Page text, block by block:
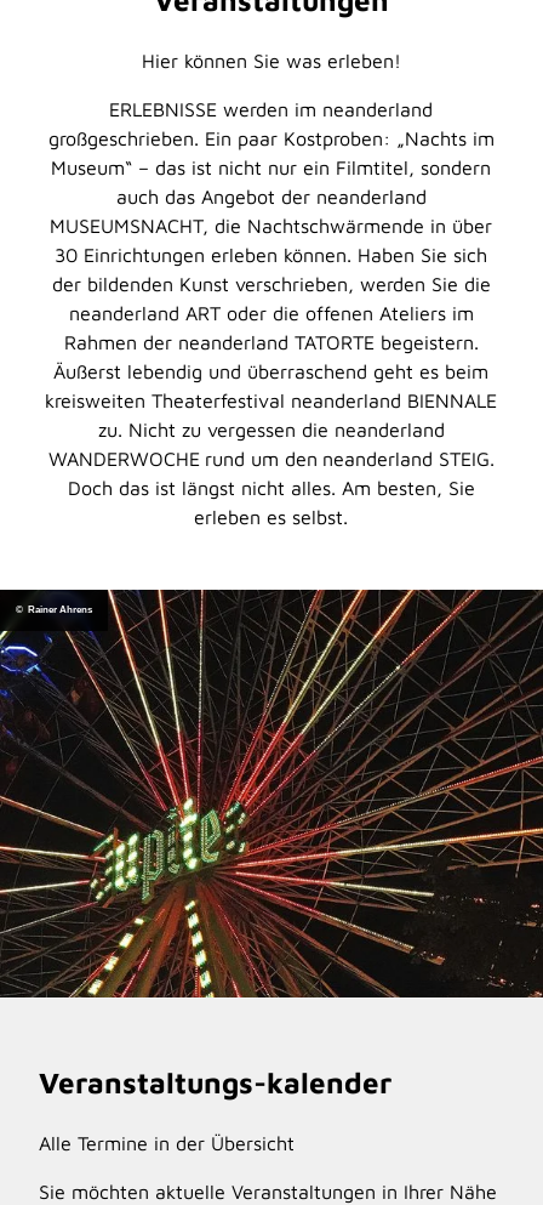
Hier können Sie was erleben!
ERLEBNISSE werden im neanderland
großgeschrieben. Ein paar Kostproben: „Nachts im
Museum“ – das ist nicht nur ein Filmtitel, sondern
auch das Angebot der neanderland
MUSEUMSNACHT, die Nachtschwärmende in über
30 Einrichtungen erleben können. Haben Sie sich
der bildenden Kunst verschrieben, werden Sie die
neanderland ART oder die offenen Ateliers im
Rahmen der neanderland TATORTE begeistern.
Äußerst lebendig und überraschend geht es beim
kreisweiten Theaterfestival neanderland BIENNALE
zu. Nicht zu vergessen die neanderland
WANDERWOCHE rund um den neanderland STEIG.
Doch das ist längst nicht alles. Am besten, Sie
erleben es selbst.
© Rainer Ahrens
Veranstaltungs-kalender
Alle Termine in der Übersicht
Sie möchten aktuelle Veranstaltungen in Ihrer Nähe